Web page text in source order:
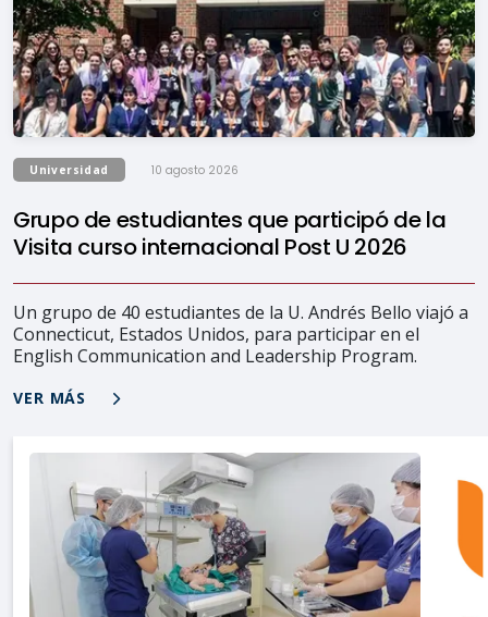
Universidad 10 agosto 2026
Grupo de estudiantes que participó de la
Visita curso internacional Post U 2026
Un grupo de 40 estudiantes de la U. Andrés Bello viajó a
Connecticut, Estados Unidos, para participar en el
English Communication and Leadership Program.
VER MÁS